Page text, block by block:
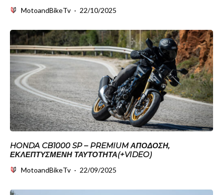
MotoandBikeTv · 22/10/2025
HONDA CB1000 SP – PREMIUM ΑΠΌΔΟΣΗ,
ΕΚΛΕΠΤΥΣΜΈΝΗ ΤΑΥΤΌΤΗΤΑ(+VIDEO)
MotoandBikeTv · 22/09/2025